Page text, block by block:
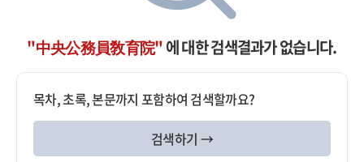
"中央公務員敎育院"에 대한 검색결과가 없습니다.
목차, 초록, 본문까지 포함하여 검색할까요?
검색하기 →